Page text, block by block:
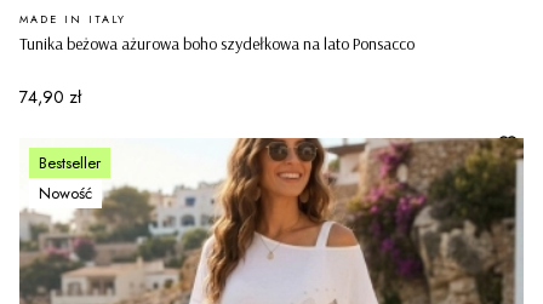
Tunika beżowa ażurowa boho szydełkowa na lato Ponsacco
PRODUCENT
MADE IN ITALY
Cena
74,90 zł
Bestseller
Nowość